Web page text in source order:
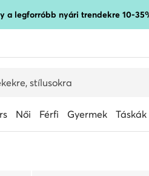
a legforróbb nyári trendekre 10-
Női Férfi Gyermek Táskák